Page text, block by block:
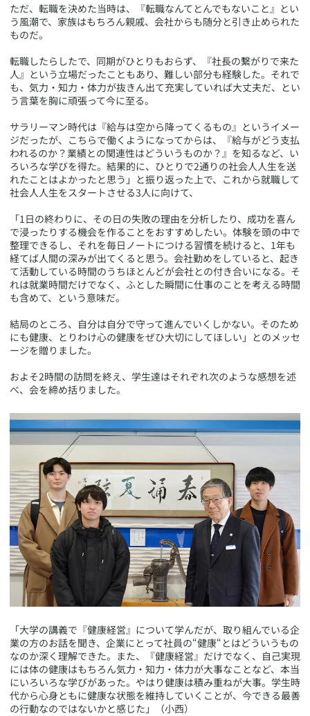
ただ、転職を決めた当時は、『転職なんてとんでもないこと』とい
う風潮で、家族はもちろん親戚、会社からも随分と引き止められた
ものだ。
転職したらしたで、同期がひとりもおらず、『社長の繋がりで来た
人』という立場だったこともあり、難しい部分も経験した。それで
も、気力・知力・体力が抜きん出て充実していれば大丈夫だ、とい
う言葉を胸に頑張って今に至る。
サラリーマン時代は『給与は空から降ってくるもの』というイメー
ジだったが、こちらで働くようになってからは、『給与がどう支払
われるのか？業績との関連性はどういうものか？』を知るなど、い
ろいろな学びを得た。結果的に、ひとりで2通りの社会人人生を送
れたことはよかったと思う」と振り返った上で、これから就職して
社会人人生をスタートさせる3人に向けて、
「1日の終わりに、その日の失敗の理由を分析したり、成功を喜ん
で浸ったりする機会を作ることをおすすめしたい。体験を頭の中で
整理できるし、それを毎日ノートにつける習慣を続けると、1年も
経てば人間の深みが出てくると思う。会社勤めをしていると、起き
て活動している時間のうちほとんどが会社との付き合いになる。そ
れは就業時間だけでなく、ふとした瞬間に仕事のことを考える時間
も含めて、という意味だ。
結局のところ、自分は自分で守って進んでいくしかない。そのため
にも健康、とりわけ心の健康をぜひ大切にしてほしい」とのメッセ
ージを贈りました。
およそ2時間の訪問を終え、学生達はそれぞれ次のような感想を述
べ、会を締め括りました。
​「大学の講義で『健康経営』について学んだが、取り組んでいる企
業の方のお話を聞き、企業にとって社員の“健康“とはどういうもの
なのか深く理解できた。また、『健康経営』だけでなく、自己実現
には体の健康はもちろん気力・知力・体力が大事なことなど、本当
にいろいろな学びがあった。やはり健康は積み重ねが大事。学生時
代から心身ともに健康な状態を維持していくことが、今できる最善
の行動なのではないかと感じた」（小西）